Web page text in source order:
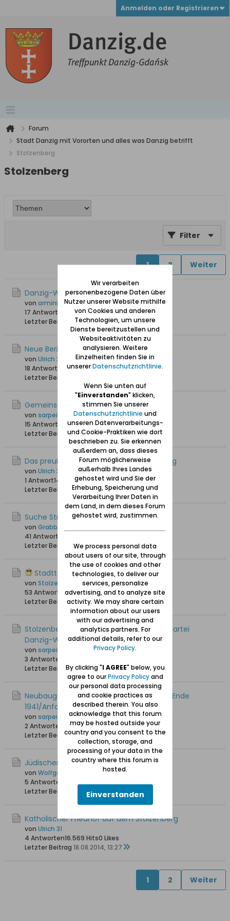
Anmelden oder Registrieren
Forum
Stadt Danzig mit Vororten und alles was Danzig betrifft
Stolzenberg
Stolzenberg
Filter
1 2 Weiter
Danzig-Wonneberg
von arminius
17 Antworten
27.935 Hits0 Likes
Letzter Beitrag
19.02.2026, 23:06
Neue Berichte zu Stolzenberg (Chełm)
von Ulrich 31
18 Antworten
31.404 Hits0 Likes
Letzter Beitrag
Gemeinschaftsaktion Stolzenberg-Plan?
von sarpei
15 Antworten
26.057 Hits0 Likes
Letzter Beitrag24.04.2024, 19:48
Das preußische Oberpostamt Stolzenberg
von Ulrich 31
1 Antwort14.390 Hits0 Likes
Letzter Beitrag
24.04.2024, 19:37
Suche Straßenname in Stolzenberg
von Grabbi
41 Antworten
Letzter Beitrag
10.03.2019, 21:41
Stadtteil Stolzenberg
von Stolzenbergerin
53 Antworten93.066 Hits0 Likes
Letzter Beitrag28.06.2018, 18:23
Stolzenberger Straßen in der Heimatortskartei
Danzig-Westpreussen
von sarpei
3 Antworten
Letzter Beitrag 17.09.2017, 17:32
Neubaugebiet Stolzenberg - Namen von Ende
1941/Anfang 1942
von sarpei
2 Antworten
13.384 Hits0 Likes
Letzter Beitrag 11.07.2017, 11:32
Jüdischer Friedhof auf dem Stolzenberg
von Wolfgang
5 Antworten
Letzter Beitrag
06.10.2014, 11:09
Katholischer Friedhof auf dem Stolzenberg
von Ulrich 31
4 Antworten16.569 Hits0 Likes
Letzter Beitrag 18.08.2014, 13:27
1 2 Weiter
Wir verarbeiten
personenbezogene Daten über
Nutzer unserer Website mithilfe
von Cookies und anderen
Technologien, um unsere
Dienste bereitzustellen und
Websiteaktivitäten zu
analysieren. Weitere
Einzelheiten finden Sie in
unsererDatenschutzrichtlinie.
Wenn Sie unten auf
"Einverstanden" klicken,
stimmen Sie unserer
Datenschutzrichtlinie und
unseren Datenverarbeitungs-
und Cookie-Praktiken wie dort
beschrieben zu. Sie erkennen
außerdem an, dass dieses
Forum möglicherweise
außerhalb Ihres Landes
gehostet wird und Sie der
Erhebung, Speicherung und
Verarbeitung Ihrer Daten in
dem Land, in dem dieses Forum
gehostet wird, zustimmen.
We process personal data
about users of our site, through
the use of cookies and other
technologies, to deliver our
services, personalize
advertising, and to analyze site
activity. We may share certain
information about our users
with our advertising and
analytics partners. For
additional details, refer to our
Privacy Policy.
By clicking "I AGREE" below, you
agree to ourPrivacy Policyand
our personal data processing
and cookie practices as
described therein. You also
acknowledge that this forum
may be hosted outside your
country and you consent to the
collection, storage, and
processing of your data in the
country where this forum is
hosted.
Einverstanden